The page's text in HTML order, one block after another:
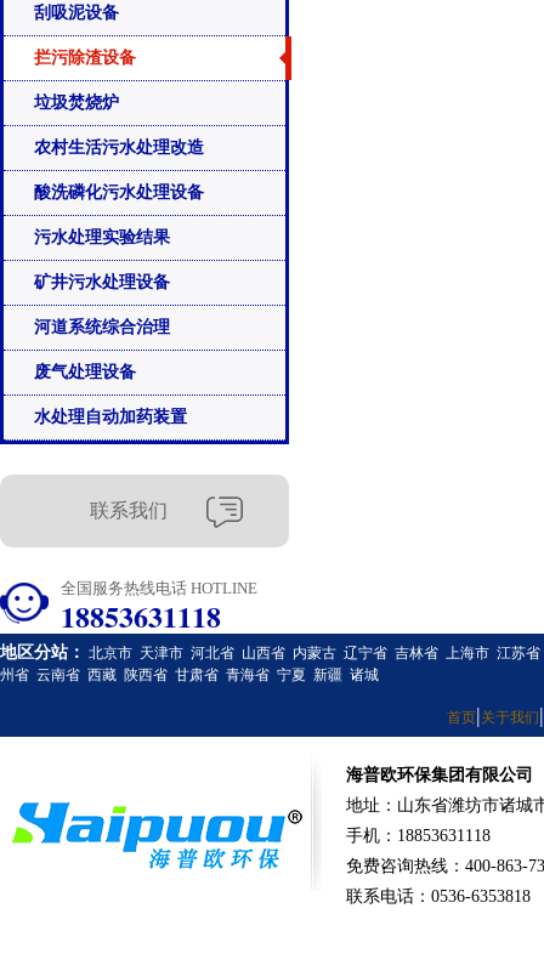
刮吸泥设备
拦污除渣设备
垃圾焚烧炉
农村生活污水处理改造
酸洗磷化污水处理设备
污水处理实验结果
矿井污水处理设备
河道系统综合治理
废气处理设备
水处理自动加药装置
联系我们
全国服务热线电话 HOTLINE
18853631118
地区分站： 北京市 天津市 河北省 山西省 内蒙古 辽宁省 吉林省 上海市 江苏省
州省 云南省 西藏 陕西省 甘肃省 青海省 宁夏 新疆 诸城
首页|关于我们|
海普欧环保集团有限公司
地址：山东省潍坊市诸城
手机：18853631118
免费咨询热线：400-863-
联系电话：0536-6353818